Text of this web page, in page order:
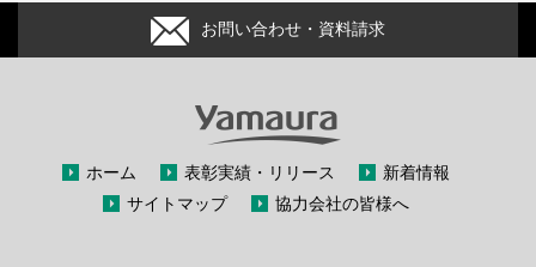
お問い合わせ・資料請求
ホーム 表彰実績・リリース
新着情報
サイトマップ
協力会社の皆様へ